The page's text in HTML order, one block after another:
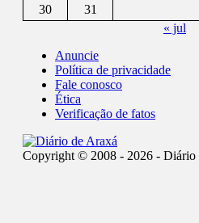
30
31
« jul
Anuncie
Política de privacidade
Fale conosco
Ética
Verificação de fatos
Copyright © 2008 - 2026 - Diário